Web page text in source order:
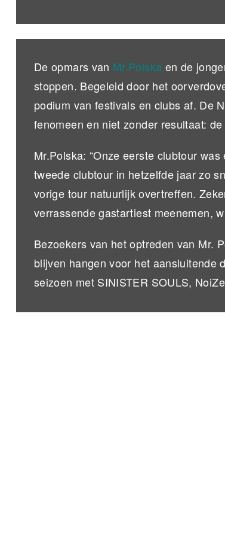
De opmars van Mr.Polska en de
stoppen. Begeleid door het
podium van festivals en clubs af. De
fenomeen en niet zonder resultaat:
Mr.Polska: “Onze eerste clubtour
tweede clubtour in hetzelfde jaar zo
vorige tour natuurlijk overtreffen.
verrassende gastartiest meenemen,
Bezoekers van het optreden van Mr.
blijven hangen voor het aansluitende
seizoen met SINISTER SOULS,